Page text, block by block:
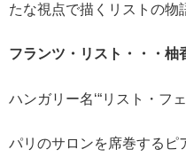
たな視点で描くリストの物
フランツ・リスト・・・柚
ハンガリー名‘“リスト・フ
パリのサロンを席巻するピ